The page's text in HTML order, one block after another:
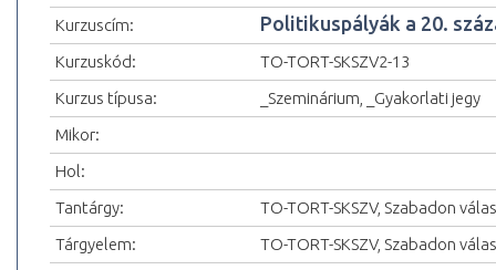
Kurzuscím:
Politikuspályák a 20.
Kurzuskód:
TO-TORT-SKSZV2-13
Kurzus típusa:
_Szeminárium, _Gyakorlati jegy
Mikor:
Hol:
Tantárgy:
TO-TORT-SKSZV, Szabadon
Tárgyelem:
TO-TORT-SKSZV, Szabadon